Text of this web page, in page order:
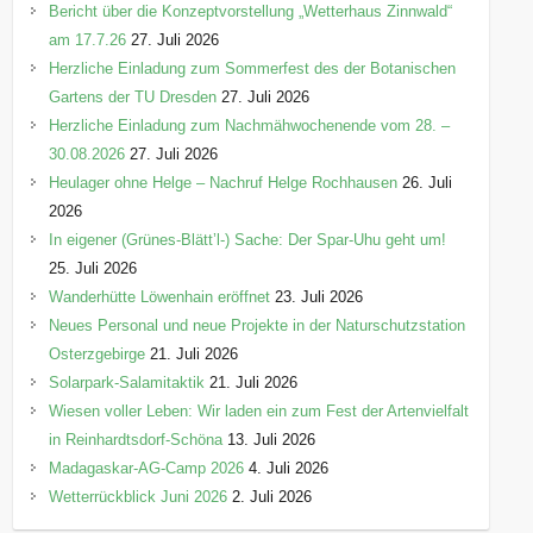
Bericht über die Konzeptvorstellung „Wetterhaus Zinnwald“
am 17.7.26 27. Juli 2026
Herzliche Einladung zum Sommerfest des der Botanischen
Gartens der TU Dresden 27. Juli 2026
Herzliche Einladung zum Nachmähwochenende vom 28. –
30.08.2026 27. Juli 2026
Heulager ohne Helge – Nachruf Helge Rochhausen 26. Juli
2026
In eigener (Grünes-Blätt’l-) Sache: Der Spar-Uhu geht um!
25. Juli 2026
Wanderhütte Löwenhain eröffnet 23. Juli 2026
Neues Personal und neue Projekte in der Naturschutzstation
Osterzgebirge 21. Juli 2026
Solarpark-Salamitaktik 21. Juli 2026
Wiesen voller Leben: Wir laden ein zum Fest der Artenvielfalt
in Reinhardtsdorf-Schöna 13. Juli 2026
Madagaskar-AG-Camp 2026 4. Juli 2026
Wetterrückblick Juni 2026 2. Juli 2026